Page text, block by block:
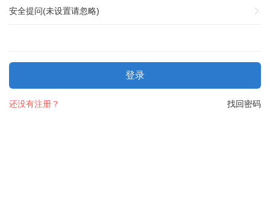
安全提问(未设置请忽略)
登录
找回密码
还没有注册？